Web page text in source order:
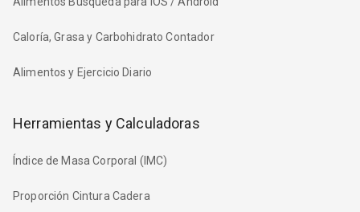
Caloría, Grasa y Carbohidrato Contador
Alimentos y Ejercicio Diario
Herramientas y Calculadoras
Índice de Masa Corporal (IMC)
Proporción Cintura Cadera